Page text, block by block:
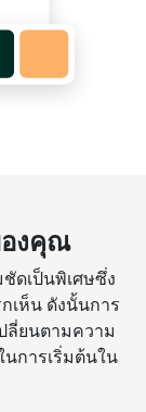
งคุณ
ดเป็นพิเศษซึ่ง
เห็น ดังนั้นการ
ลี่ยนตามความ
นการเริ่มต้นใน